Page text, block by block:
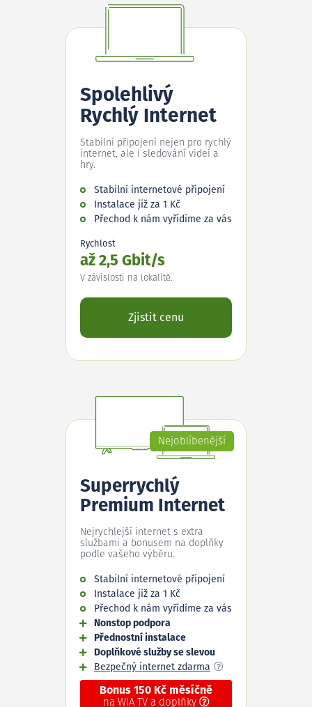
Spolehlivý
Rychlý Internet
Stabilní připojení nejen pro rychlý
internet, ale i sledování videí a
hry.
Stabilní internetové připojení
Instalace již za 1 Kč
Přechod k nám vyřídíme za vás
Rychlost
až 2,5 Gbit/s
V závislosti na lokalitě.
Zjistit cenu
Nejoblíbenější
Superrychlý
Premium Internet
Nejrychlejší internet s extra
službami a bonusem na doplňky
podle vašeho výběru.
Stabilní internetové připojení
Instalace již za 1 Kč
Přechod k nám vyřídíme za vás
Nonstop podpora
Přednostní instalace
Doplňkové služby se slevou
Bezpečný internet zdarma
Bonus 150 Kč měsíčně
na WIA TV a doplňky